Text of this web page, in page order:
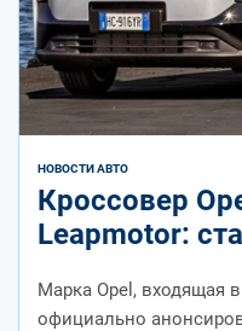
НОВОСТИ АВТО
Кроссовер
Leapmotor:
Марка Opel, входящая
официально